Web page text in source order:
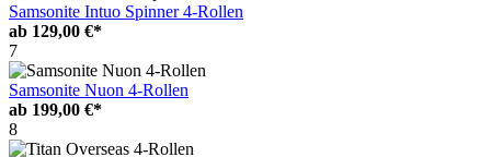
Samsonite Intuo Spinner 4-Rollen
ab 129,00 €*
7
Samsonite Nuon 4-Rollen
ab 199,00 €*
8